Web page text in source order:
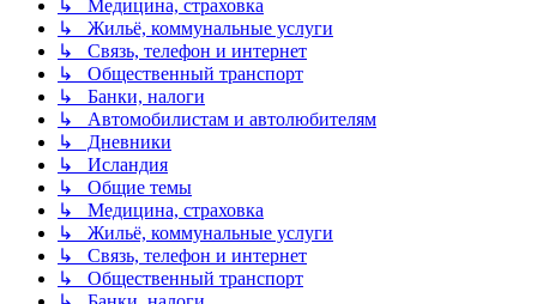
↳ Медицина, страховка
↳ Жильё, коммунальные услуги
↳ Связь, телефон и интернет
↳ Общественный транспорт
↳ Банки, налоги
↳ Автомобилистам и автолюбителям
↳ Дневники
↳ Исландия
↳ Общие темы
↳ Медицина, страховка
↳ Жильё, коммунальные услуги
↳ Связь, телефон и интернет
↳ Общественный транспорт